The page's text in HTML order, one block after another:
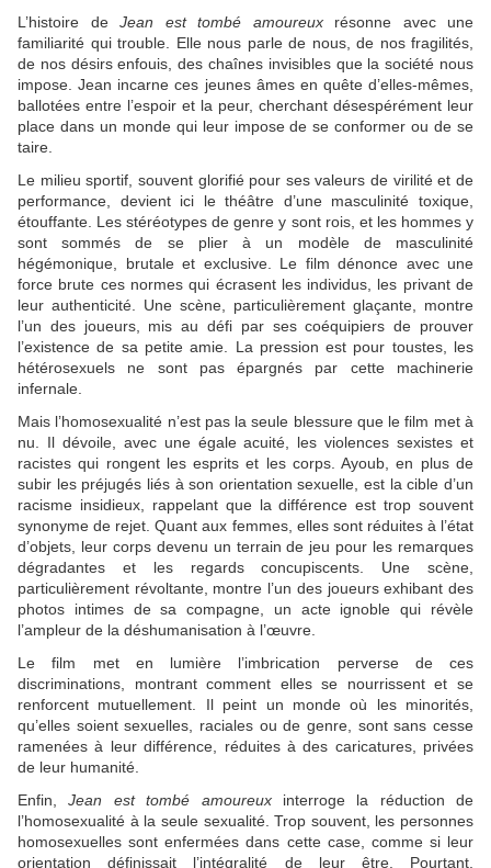
L’histoire de Jean est tombé amoureuxrésonne avec une
familiarité qui trouble. Elle nous parle de nous, de nos fragilités,
de nos désirs enfouis, des chaînes invisibles que la société nous
impose. Jean incarne ces jeunes âmes en quête d’elles-mêmes,
ballotées entre l’espoir et la peur, cherchant désespérément leur
place dans un monde qui leur impose de se conformer ou de se
taire.
Le milieu sportif, souvent glorifié pour ses valeurs de virilité et de
performance, devient ici le théâtre d’une masculinité toxique,
étouffante. Les stéréotypes de genre y sont rois, et les hommes y
sont sommés de se plier à un modèle de masculinité
hégémonique, brutale et exclusive. Le film dénonce avec une
force brute ces normes qui écrasent les individus, les privant de
leur authenticité. Une scène, particulièrement glaçante, montre
l’un des joueurs, mis au défi par ses coéquipiers de prouver
l’existence de sa petite amie. La pression est pour toustes, les
hétérosexuels ne sont pas épargnés par cette machinerie
infernale.
Mais l’homosexualité n’est pas la seule blessure que le film met à
nu. Il dévoile, avec une égale acuité, les violences sexistes et
racistes qui rongent les esprits et les corps. Ayoub, en plus de
subir les préjugés liés à son orientation sexuelle, est la cible d’un
racisme insidieux, rappelant que la différence est trop souvent
synonyme de rejet. Quant aux femmes, elles sont réduites à l’état
d’objets, leur corps devenu un terrain de jeu pour les remarques
dégradantes et les regards concupiscents. Une scène,
particulièrement révoltante, montre l’un des joueurs exhibant des
photos intimes de sa compagne, un acte ignoble qui révèle
l’ampleur de la déshumanisation à l’œuvre.
Le film met en lumière l’imbrication perverse de ces
discriminations, montrant comment elles se nourrissent et se
renforcent mutuellement. Il peint un monde où les minorités,
qu’elles soient sexuelles, raciales ou de genre, sont sans cesse
ramenées à leur différence, réduites à des caricatures, privées
de leur humanité.
Enfin,Jean est tombé amoureuxinterroge la réduction de
l’homosexualité à la seule sexualité. Trop souvent, les personnes
homosexuelles sont enfermées dans cette case, comme si leur
orientation définissait l’intégralité de leur être. Pourtant,